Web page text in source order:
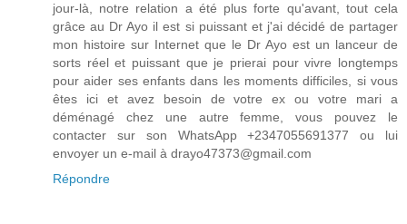
jour-là, notre relation a été plus forte qu'avant, tout cela
grâce au Dr Ayo il est si puissant et j'ai décidé de partager
mon histoire sur Internet que le Dr Ayo est un lanceur de
sorts réel et puissant que je prierai pour vivre longtemps
pour aider ses enfants dans les moments difficiles, si vous
êtes ici et avez besoin de votre ex ou votre mari a
déménagé chez une autre femme, vous pouvez le
contacter sur son WhatsApp +2347055691377 ou lui
envoyer un e-mail à drayo47373@gmail.com
Répondre